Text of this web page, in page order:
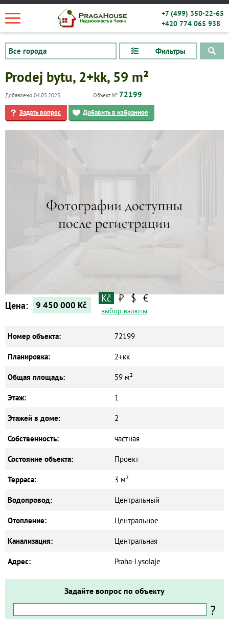
+7 (499) 350-22-65
+420 774 065 938
Фильтры
Prodej bytu, 2+kk, 59 m²
Добавлено 04.05.2025 Объект № 72199
Задать вопрос Добавить в избранное
Цена: 9 450 000 Kč
Kč ₽ $ €
выбор валюты
Номер объекта: 72199
Планировка: 2+кк
Общая площадь: 59 м²
Этаж: 1
Этажей в доме: 2
Собственность: частная
Состояние объекта: Проект
Терраса: 3 м²
Водопровод: Центральный
Отопление: Центральное
Канализация: Центральная
Адрес: Praha-Lysolaje
Задайте вопрос по объекту
?